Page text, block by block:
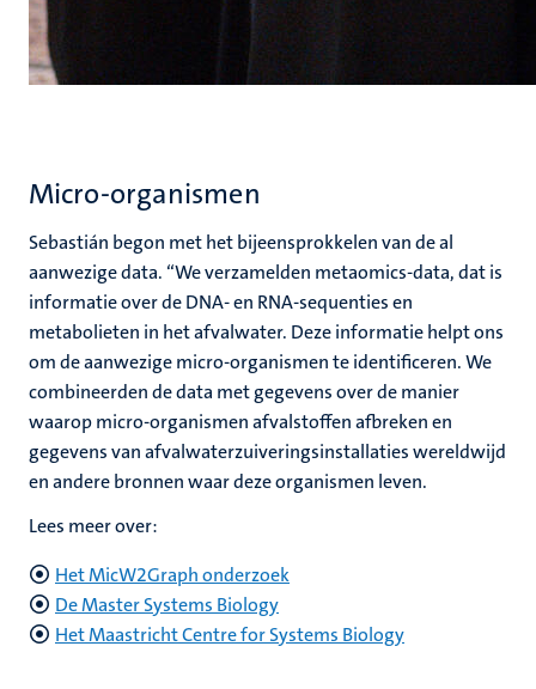
Micro-organismen
Sebastián begon met het bijeensprokkelen van de al
aanwezige data. “We verzamelden metaomics-data, dat is
informatie over de DNA- en RNA-sequenties en
metabolieten in het afvalwater. Deze informatie helpt ons
om de aanwezige micro-organismen te identificeren. We
combineerden de data met gegevens over de manier
waarop micro-organismen afvalstoffen afbreken en
gegevens van afvalwaterzuiveringsinstallaties wereldwijd
en andere bronnen waar deze organismen leven.
Lees meer over:
Het MicW2Graph onderzoek
De Master Systems Biology
Het Maastricht Centre for Systems Biology